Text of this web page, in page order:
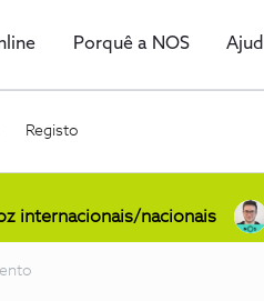
Porquê a NOS
Registo
internacionais/nacionais